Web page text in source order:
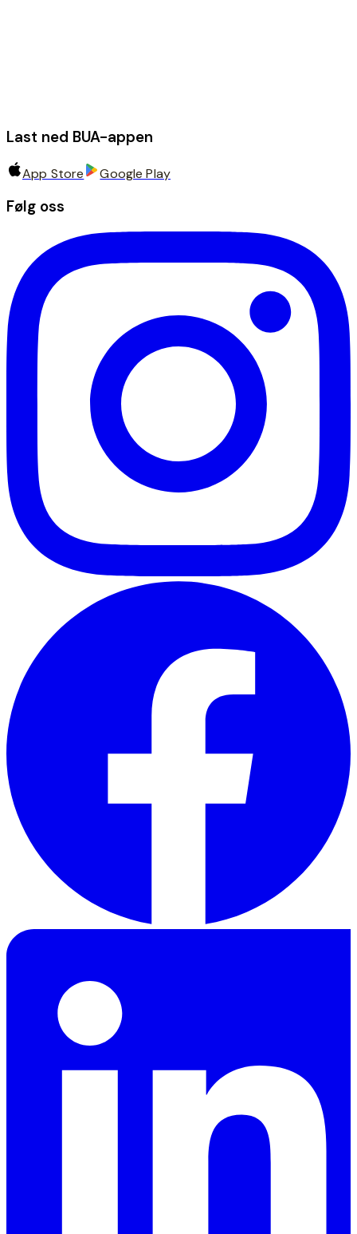
Last ned BUA-appen
App Store Google Play
Følg oss